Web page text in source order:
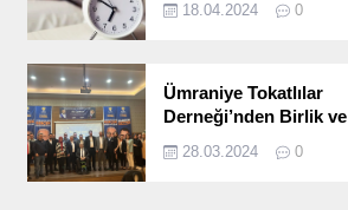
18.04.2024 0
Ümraniye Tokatlılar
Derneği’nden Birlik ve
Programı
28.03.2024 0